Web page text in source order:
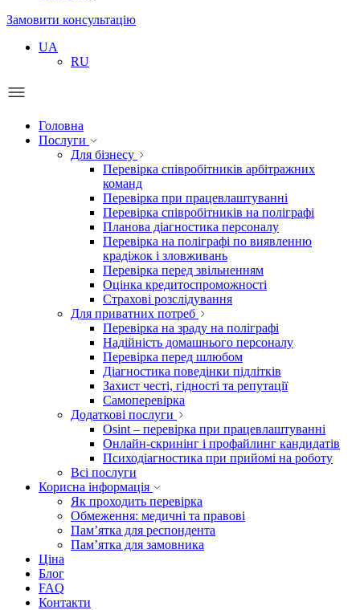
Замовити консультацію
UA
RU
Головна
Послуги
Для бізнесу
Перевірка співробітників арбітражних
команд
Перевірка при працевлаштуванні
Перевірка співробітників на поліграфі
Планова діагностика персоналу
Перевірка на поліграфі по виявленню
крадіжок і зловживань
Перевірка перед звільненням
Оцінка кредитоспроможності
Страхові розслідування
Для приватних потреб
Перевірка на зраду на поліграфі
Надійність домашнього персоналу
Перевірка перед шлюбом
Діагностика поведінки підлітків
Захист честі, гідності та репутації
Самоперевірка
Додаткові послуги
Osint – перевірка при працевлаштуванні
Онлайн-скринінг і профайлинг кандидатів
Психодіагностика при прийомі на роботу
Всі послуги
Корисна інформація
Як проходить перевірка
Обмеження: медичні та правові
Пам’ятка для респондента
Пам’ятка для замовника
Ціна
Блог
FAQ
Контакти